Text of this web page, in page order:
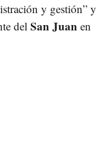
y gestión” y
del San Juan en